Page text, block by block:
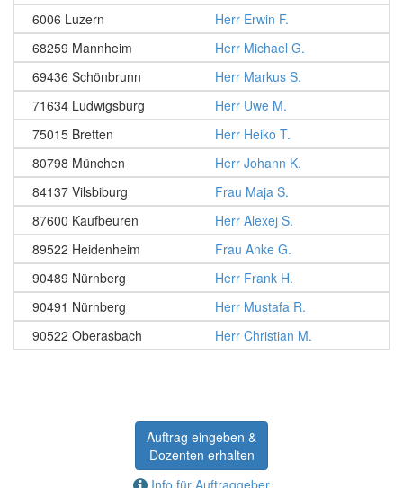
6006 Luzern
Herr Erwin F.
68259 Mannheim
Herr Michael G.
69436 Schönbrunn
Herr Markus S.
71634 Ludwigsburg
Herr Uwe M.
75015 Bretten
Herr Heiko T.
80798 München
Herr Johann K.
84137 Vilsbiburg
Frau Maja S.
87600 Kaufbeuren
Herr Alexej S.
89522 Heidenheim
Frau Anke G.
90489 Nürnberg
Herr Frank H.
90491 Nürnberg
Herr Mustafa R.
90522 Oberasbach
Herr Christian M.
Auftrag eingeben &
Dozenten erhalten
Info für Auftraggeber